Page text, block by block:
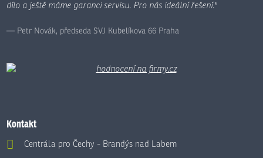
dílo a ještě máme garanci servisu. Pro nás ideální řešení."
Petr Novák, předseda SVJ Kubelíkova 66 Praha
Kontakt
Centrála pro Čechy - Brandýs nad Labem